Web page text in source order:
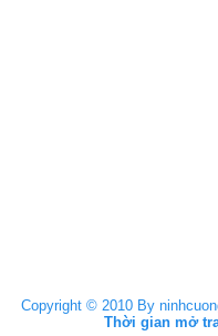
Copyright © 2010 By
Thời gian mở